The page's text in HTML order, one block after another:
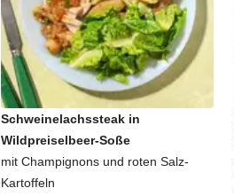
Schweinelachssteak in
Wildpreiselbeer-Soße
mit Champignons und roten Salz-
Kartoffeln